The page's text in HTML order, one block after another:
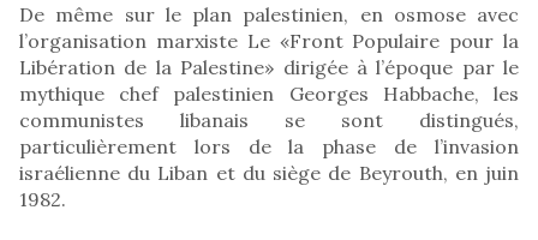
De même sur le plan palestinien, en osmose avec
l’organisation marxiste Le «Front Populaire pour la
Libération de la Palestine» dirigée à l’époque par le
mythique chef palestinien Georges Habbache, les
communistes libanais se sont distingués,
particulièrement lors de la phase de l’invasion
israélienne du Liban et du siège de Beyrouth, en juin
1982.